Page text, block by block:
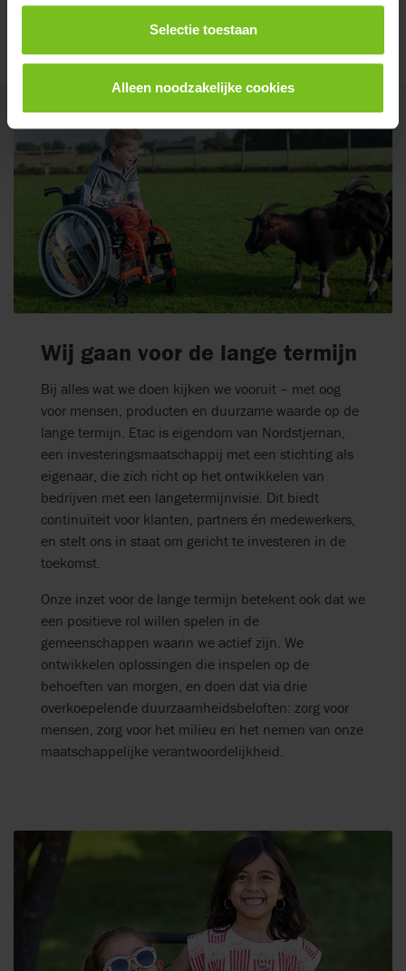
Selectie toestaan
Alleen noodzakelijke cookies
Torrance, VS
Wij gaan voor de lange termijn
Bij alles wat we doen kijken we vooruit – met oog
voor mensen, producten en duurzame waarde op de
lange termijn. Etac is eigendom van Nordstjernan,
een investeringsmaatschappij met een stichting als
eigenaar, die zich richt op het ontwikkelen van
bedrijven met een langetermijnvisie. Dit biedt
continuïteit voor klanten, partners én medewerkers,
en stelt ons in staat om gericht te investeren in de
toekomst.
Onze inzet voor de lange termijn betekent ook dat we
een positieve rol willen spelen in de
gemeenschappen waarin we actief zijn. We
ontwikkelen oplossingen die inspelen op de
behoeften van morgen, en doen dat via drie
overkoepelende duurzaamheidsbeloften: zorg voor
mensen, zorg voor het milieu en het nemen van onze
maatschappelijke verantwoordelijkheid.